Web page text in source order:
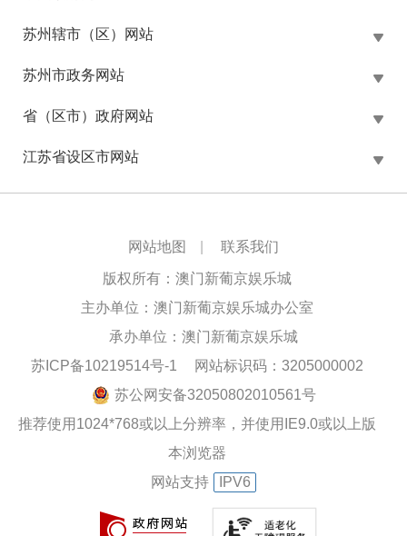
苏州辖市（区）网站
苏州市政务网站
省（区市）政府网站
江苏省设区市网站
网站地图 联系我们
版权所有：澳门新葡京娱乐城
主办单位：澳门新葡京娱乐城办公室
承办单位：澳门新葡京娱乐城
苏ICP备10219514号-1
网站标识码：3205000002
苏公网安备32050802010561号
推荐使用1024*768或以上分辨率，并使用IE9.0或以上版
本浏览器
网站支持
IPV6